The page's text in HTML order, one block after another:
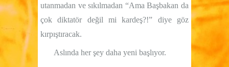
utanmadan ve sıkılmadan “Ama Başbakan da
çok diktatör değil mi kardeş?!” diye göz
kırpıştıracak.
Aslında her şey daha yeni başlıyor.